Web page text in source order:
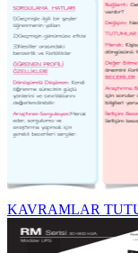
KAVRAMLAR